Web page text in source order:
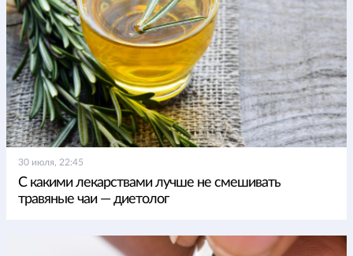
30 июля, 22:45
С какими лекарствами лучше не смешивать
травяные чаи — диетолог